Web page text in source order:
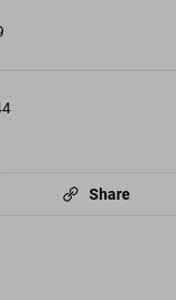
Share